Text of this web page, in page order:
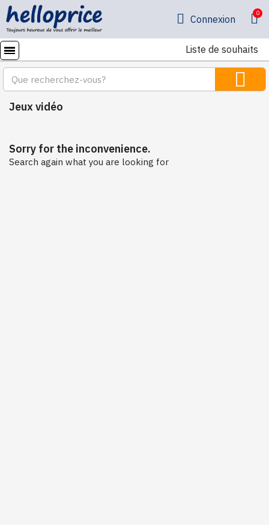
Connexion
Liste de souhaits
Jeux vidéo
Sorry for the inconvenience.
Search again what you are looking for